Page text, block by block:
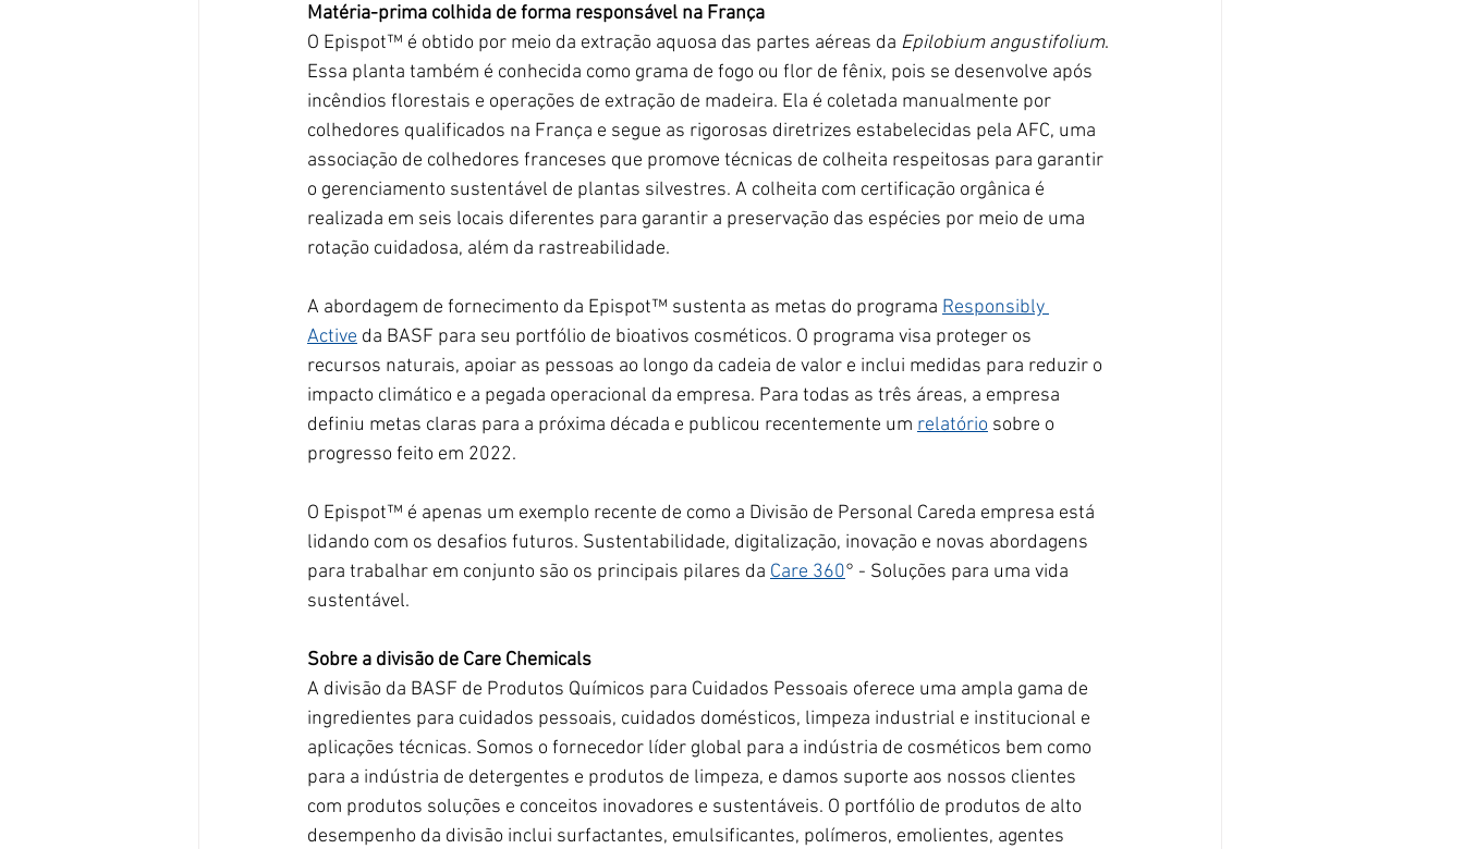
Matéria-prima colhida de forma responsável na França
O Epispot™ é obtido por meio da extração aquosa das partes aéreas da Epilobium angustifolium.
Essa planta também é conhecida como grama de fogo ou flor de fênix, pois se desenvolve após
incêndios florestais e operações de extração de madeira. Ela é coletada manualmente por
colhedores qualificados na França e segue as rigorosas diretrizes estabelecidas pela AFC, uma
associação de colhedores franceses que promove técnicas de colheita respeitosas para garantir
o gerenciamento sustentável de plantas silvestres. A colheita com certificação orgânica é
realizada em seis locais diferentes para garantir a preservação das espécies por meio de uma
rotação cuidadosa, além da rastreabilidade.
A abordagem de fornecimento da Epispot™ sustenta as metas do programa Responsibly
Active da BASF para seu portfólio de bioativos cosméticos. O programa visa proteger os
recursos naturais, apoiar as pessoas ao longo da cadeia de valor e inclui medidas para reduzir o
impacto climático e a pegada operacional da empresa. Para todas as três áreas, a empresa
definiu metas claras para a próxima década e publicou recentemente um relatório sobre o
progresso feito em 2022.
O Epispot™ é apenas um exemplo recente de como a Divisão de Personal Careda empresa está
lidando com os desafios futuros. Sustentabilidade, digitalização, inovação e novas abordagens
para trabalhar em conjunto são os principais pilares da Care 360° - Soluções para uma vida
sustentável.
Sobre a divisão de Care Chemicals
A divisão da BASF de Produtos Químicos para Cuidados Pessoais oferece uma ampla gama de
ingredientes para cuidados pessoais, cuidados domésticos, limpeza industrial e institucional e
aplicações técnicas. Somos o fornecedor líder global para a indústria de cosméticos bem como
para a indústria de detergentes e produtos de limpeza, e damos suporte aos nossos clientes
com produtos soluções e conceitos inovadores e sustentáveis. O portfólio de produtos de alto
desempenho da divisão inclui surfactantes, emulsificantes, polímeros, emolientes, agentes